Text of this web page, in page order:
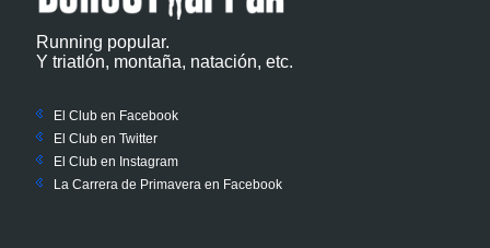
Running popular.
Y triatlón, montaña, natación, etc.
El Club en Facebook
El Club en Twitter
El Club en Instagram
La Carrera de Primavera en Facebook